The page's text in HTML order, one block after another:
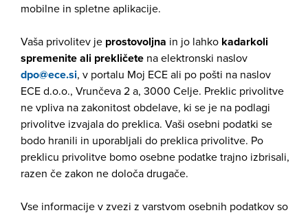
mobilne in spletne aplikacije.
Vaša privolitev je prostovoljna in jo lahko kadarkoli
spremenite ali prekličete na elektronski naslov
dpo@ece.si, v portalu Moj ECE ali po pošti na naslov
ECE d.o.o., Vrunčeva 2 a, 3000 Celje. Preklic privolitve
ne vpliva na zakonitost obdelave, ki se je na podlagi
privolitve izvajala do preklica. Vaši osebni podatki se
bodo hranili in uporabljali do preklica privolitve. Po
preklicu privolitve bomo osebne podatke trajno izbrisali,
razen če zakon ne določa drugače.
Vse informacije v zvezi z varstvom osebnih podatkov so